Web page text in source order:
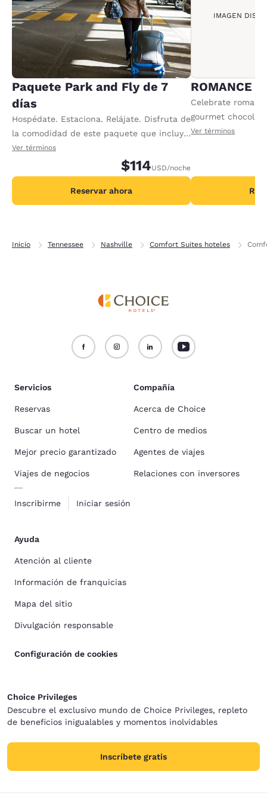
Paquete Park and Fly de 7
días
Hospédate. Estaciona. Relájate. Disfruta de
la comodidad de este paquete que incluye
7 noches de estacionamiento, además de
transporte de ida y vuelta de 5:00 a 11:00
h. Estacionamiento adicional disponible.
Consulta en la recepción.
Ver términos
$114USD/noche
Reservar ahora
IMAGEN
ROMANCE
Celebrate
gourmet
sparkling cider
Ver términos
Inicio Tennessee Nashville Comfort Suites hoteles
Servicios
Reservas
Buscar un hotel
Mejor precio garantizado
Viajes de negocios
Inscribirme Iniciar sesión
Compañía
Acerca de Choice
Centro de medios
Agentes de viajes
Relaciones con inversores
Ayuda
Atención al cliente
Información de franquicias
Mapa del sitio
Divulgación responsable
Configuración de cookies
Choice Privileges
Descubre el exclusivo mundo de Choice Privileges, repleto
de beneficios inigualables y momentos inolvidables
Inscríbete gratis